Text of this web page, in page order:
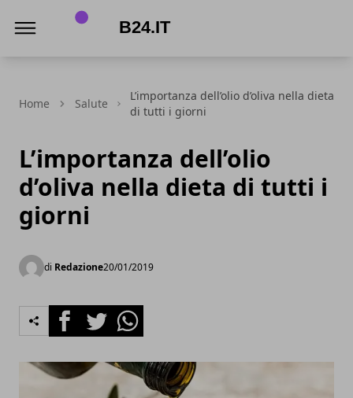
Home Salute
L’importanza dell’olio d’oliva nella dieta
di tutti i giorni
L’importanza dell’olio
d’oliva nella dieta di tutti i
giorni
di Redazione20/01/2019
FacebookTwitterWhatsapp